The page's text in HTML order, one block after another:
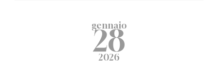
gennaio
28
2026